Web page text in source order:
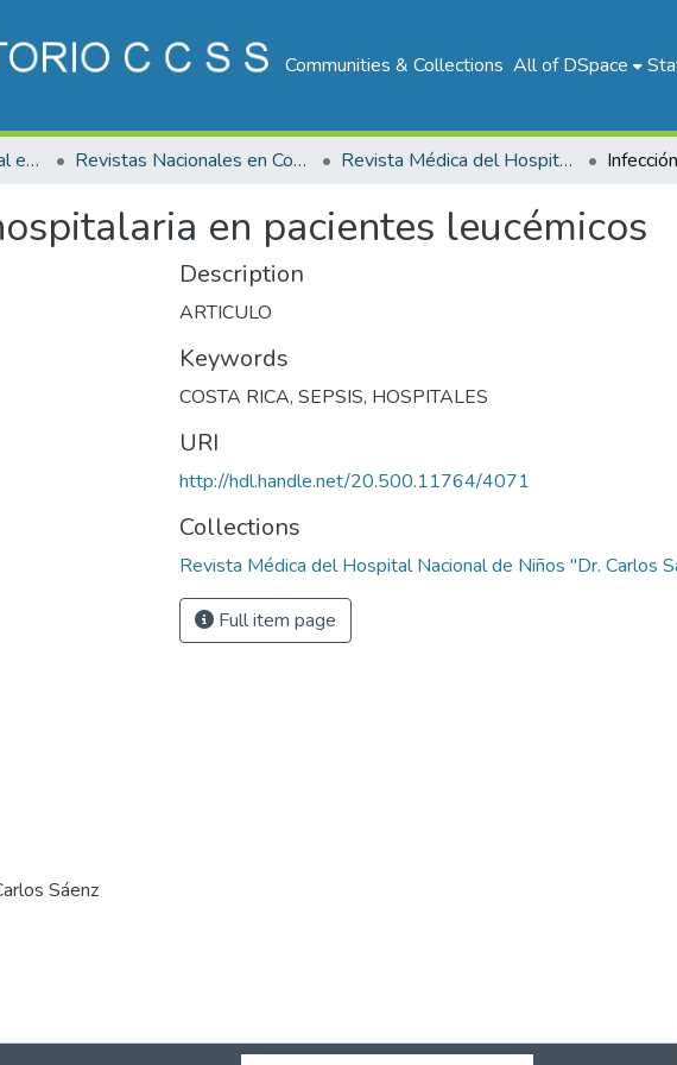
Communities & Collections All of DSpace
Salud y Seguridad Social en Costa Rica Revistas Nacionales en Costa Rica Revista Médica del Hospital Nacional de Niños "Dr. Carlos Saenz Herrera"
en pacientes leucémicos
Sáenz
Description
ARTICULO
Keywords
COSTA RICA, SEPSIS, HOSPITALES
URI
http://hdl.handle.net/20.500.11764/4071
Collections
Revista Médica del Hospital Nacional de Niños "Dr. Carlos
Full item page